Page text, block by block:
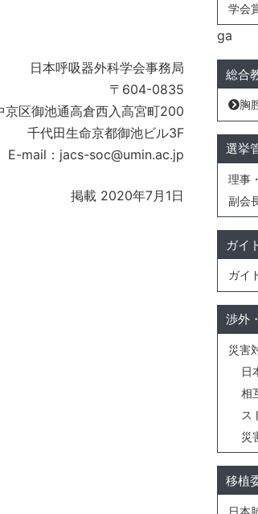
日本呼吸器外科学会事務局
〒604-0835
京区御池通高倉西入高宮町200
千代田生命京都御池ビル3F
E-mail：jacs-soc@umin.ac.jp
掲載 2020年7月1日
学会
ga
総合
胸
選挙
理事
副会
ガイ
ガイ
渉外
災害
日
相
ス
災
移植
日本